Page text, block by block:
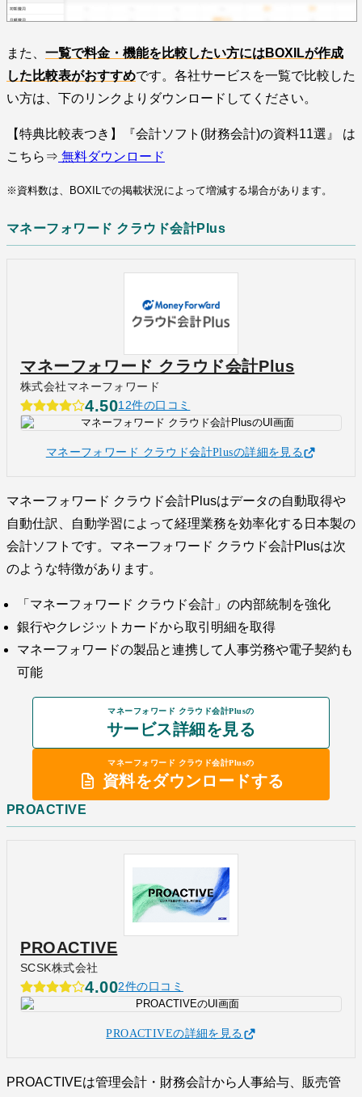
また、 一覧で料金・機能を比較したい方にはBOXILが作成
した比較表がおすすめです。各社サービスを一覧で比較した
い方は、下のリンクよりダウンロードしてください。
【特典比較表つき】『会計ソフト(財務会計)の資料11選』 は
こちら⇒ 無料ダウンロード
※資料数は、BOXILでの掲載状況によって増減する場合があります。
マネーフォワード クラウド会計Plus
マネーフォワード クラウド会計Plus
株式会社マネーフォワード
4.5012件の口コミ
マネーフォワード クラウド会計Plusの詳細を見る
マネーフォワード クラウド会計Plusはデータの自動取得や
自動仕訳、自動学習によって経理業務を効率化する日本製の
会計ソフトです。マネーフォワード クラウド会計Plusは次
のような特徴があります。
「マネーフォワード クラウド会計」の内部統制を強化
銀行やクレジットカードから取引明細を取得
マネーフォワードの製品と連携して人事労務や電子契約も
可能
マネーフォワード クラウド会計Plusの
サービス詳細を見る
マネーフォワード クラウド会計Plusの
資料をダウンロードする
PROACTIVE
PROACTIVE
SCSK株式会社
4.002件の口コミ
PROACTIVEの詳細を見る
PROACTIVEは管理会計・財務会計から人事給与、販売管